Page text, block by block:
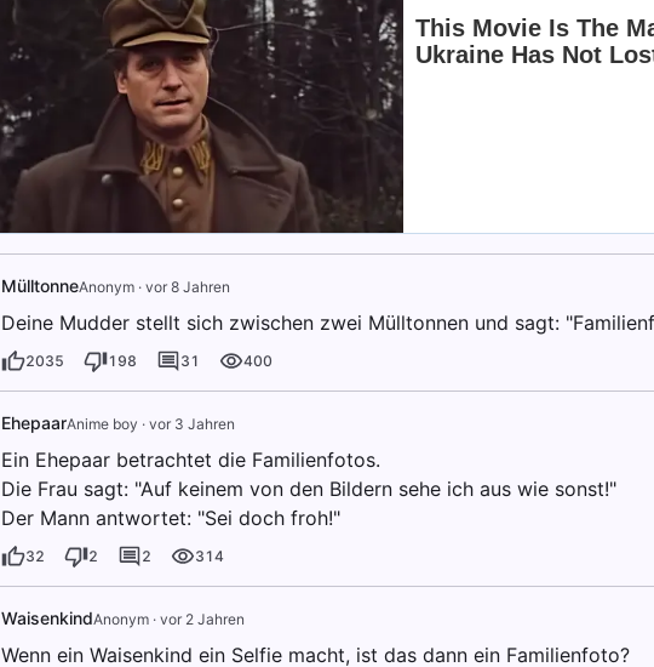
MülltonneAnonym· vor 8 Jahren
Deine Mudder stellt sich zwischen zwei Mülltonnen und sagt:
2035 198 31 400
EhepaarAnime boy · vor 3 Jahren
Ein Ehepaar betrachtet die Familienfotos.
Die Frau sagt: "Auf keinem von den Bildern sehe ich aus wie sonst!"
Der Mann antwortet: "Sei doch froh!"
32 2 2 314
WaisenkindAnonym· vor 2 Jahren
Wenn ein Waisenkind ein Selfie macht, ist das dann ein Familienfoto?